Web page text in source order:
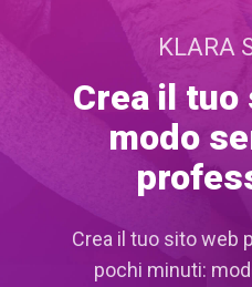
KLARA
Crea il tuo
modo
Crea il tuo sito web
pochi minuti: